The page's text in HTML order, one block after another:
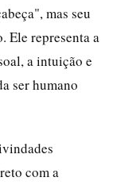
mas seu
Ele representa a
a intuição e
ser humano
com a